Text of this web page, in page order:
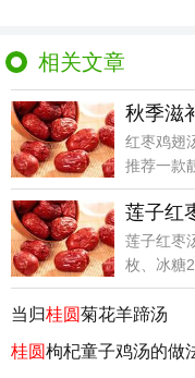
相关文章
秋季滋
红枣鸡翅
推荐一款
莲子红
莲子红枣
枚、冰糖
当归桂圆菊花羊蹄汤
桂圆枸杞童子鸡汤的做